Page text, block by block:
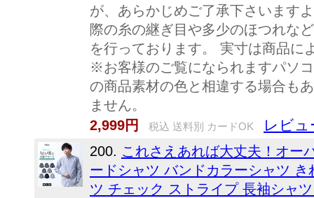
が、あらかじめご了承下さいます
際の糸の継ぎ目や多少のほつれな
を行っております。 実寸は商品に
※お客様のご覧になられますパソ
の商品素材の色と相違する場合も
ません。
2,999円
税込 送料別 カードOK レビュ
200. これさえあれば大丈夫！オー
ードシャツ バンドカラーシャツ
ツ チェック ストライプ 長袖シャ